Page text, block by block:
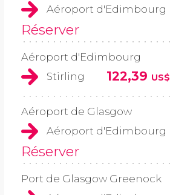
Aéroport d'Edimbourg
Réserver
Aéroport d'Edimbourg
Stirling
122,39 US$
Aéroport de Glasgow
Aéroport d'Edimbourg
Réserver
Port de Glasgow Greenock